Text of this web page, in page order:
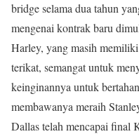
bridge selama dua tahun
mengenai kontrak baru
Harley, yang masih
terikat, semangat untuk
keinginannya untuk
membawanya meraih
Dallas telah mencapai final